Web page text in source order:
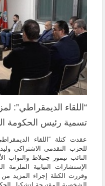
“اللقاء الديمقراطي”:
تسمية رئيس الحكومة
عقدت كتلة “اللقاء
للحزب التقدمي الاشتراكي
النائب تيمور جنبلاط
الإستشارات النيابية
وقررت الكتلة إجراء المزيد